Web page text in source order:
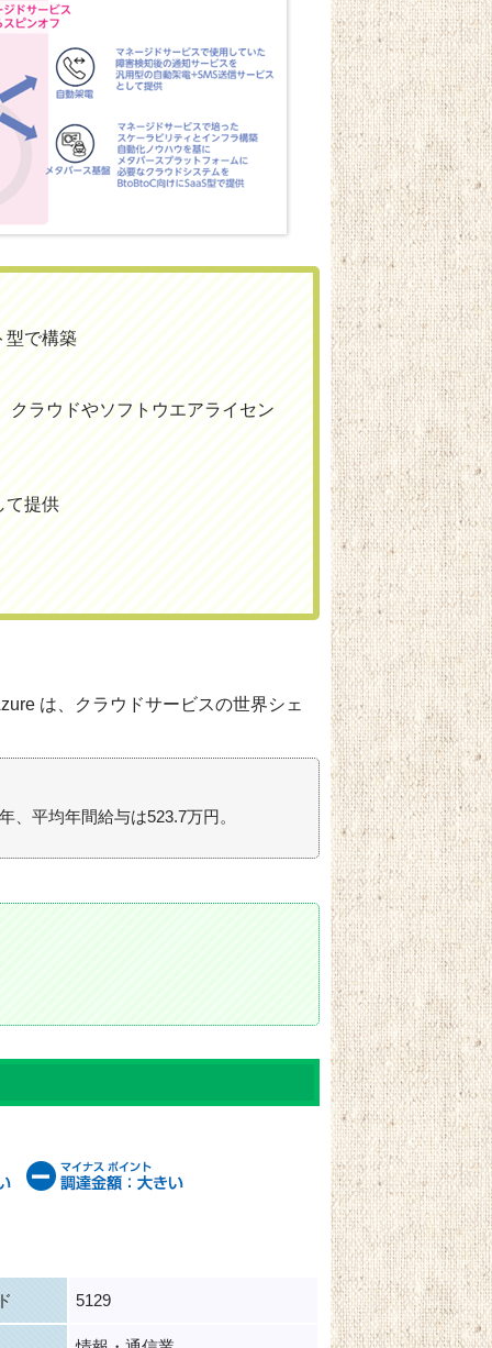
型で構築
クラウドやソフトウエアライセン
て提供
は、クラウドサービスの世界シェ
、平均年間給与は523.7万円。
5129